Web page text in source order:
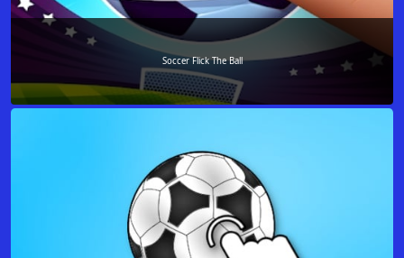
Soccer Flick The Ball